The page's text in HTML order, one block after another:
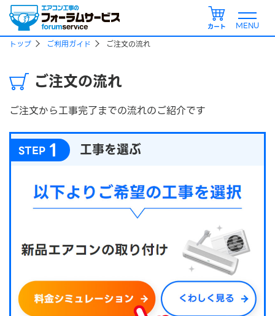
カート
トップ ご利用ガイド ご注文の流れ
ご注文の流れ
ご注文から工事完了までの流れのご紹介です
STEP 1 工事を選ぶ